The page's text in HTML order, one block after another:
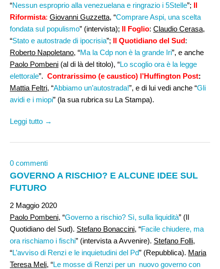
“Nessun esproprio alla venezuelana e ringrazio i 5Stelle”; Il
Riformista: Giovanni Guzzetta, “Comprare Aspi, una scelta
fondata sul populismo” (intervista); Il Foglio: Claudio Cerasa,
“Stato e autostrade di ipocrisia”; Il Quotidiano del Sud:
Roberto Napoletano, “Ma la Cdp non è la grande Iri”, e anche
Paolo Pombeni (al di là del titolo), “Lo scoglio ora è la legge
elettorale”. Contrarissimo (e caustico) l’Huffington Post:
Mattia Feltri, “Abbiamo un’autostrada!”, e di lui vedi anche “Gli
avidi e i miopi” (la sua rubrica su La Stampa).
Leggi tutto →
0 commenti
GOVERNO A RISCHIO? E ALCUNE IDEE SUL
FUTURO
2 Maggio 2020
Paolo Pombeni, “Governo a rischio? Sì, sulla liquidità” (Il
Quotidiano del Sud). Stefano Bonaccini, “Facile chiudere, ma
ora rischiamo i fischi” (intervista a Avvenire). Stefano Folli,
“L’avviso di Renzi e le inquietudini del Pd” (Repubblica). Maria
Teresa Meli, “Le mosse di Renzi per un nuovo governo con